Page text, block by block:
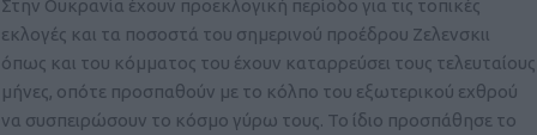
Στην Ουκρανία έχουν προεκλογική περίοδο για τις τοπικές
εκλογές και τα ποσοστά του σημερινού προέδρου Ζελενσκιι
όπως και του κόμματος του έχουν καταρρεύσει τους τελευταίους
μήνες, οπότε προσπαθούν με το κόλπο του εξωτερικού εχθρού
να συσπειρώσουν το κόσμο γύρω τους. Το ίδιο προσπάθησε το